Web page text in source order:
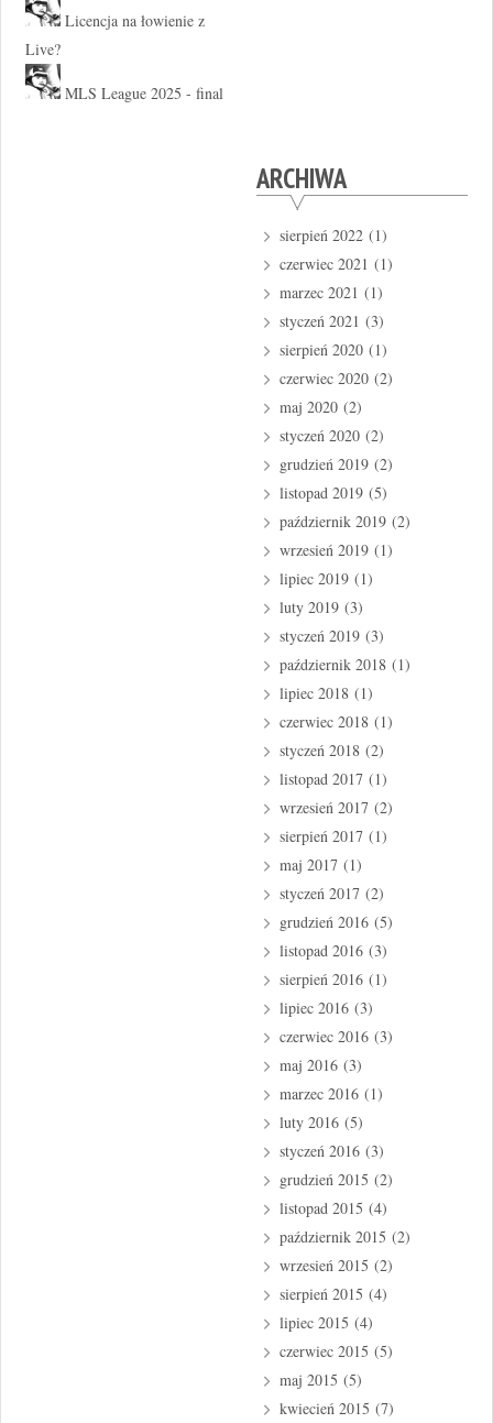
Licencja na łowienie z
Live?
MLS League 2025 - final
ARCHIWA
sierpień 2022(1)
czerwiec 2021 (1)
marzec 2021 (1)
styczeń 2021 (3)
sierpień 2020(1)
czerwiec 2020(2)
maj 2020(2)
styczeń 2020(2)
grudzień 2019(2)
listopad 2019(5)
październik 2019(2)
wrzesień 2019(1)
lipiec 2019(1)
luty 2019(3)
styczeń 2019(3)
październik 2018(1)
lipiec 2018(1)
czerwiec 2018(1)
styczeń 2018(2)
listopad 2017(1)
wrzesień 2017(2)
sierpień 2017(1)
maj 2017(1)
styczeń 2017(2)
grudzień 2016(5)
listopad 2016(3)
sierpień 2016(1)
lipiec 2016(3)
czerwiec 2016(3)
maj 2016(3)
marzec 2016(1)
luty 2016(5)
styczeń 2016(3)
grudzień 2015 (2)
listopad 2015 (4)
październik 2015 (2)
wrzesień 2015 (2)
sierpień 2015 (4)
lipiec 2015 (4)
czerwiec 2015 (5)
maj 2015 (5)
kwiecień 2015 (7)